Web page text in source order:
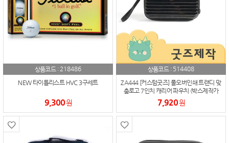
상품코드 :218486
NEW 타이틀리스트 HVC 3구세트
9,300원
상품코드 : 514408
ZA444 [커스텀굿즈] 풀오버인쇄 트랜디 맞
춤로고 7인치 캐리어 파우치 (박스제작가
능)
7,920원